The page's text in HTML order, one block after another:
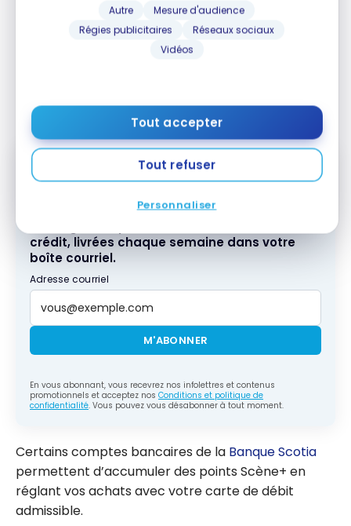
Autre
Mesure d'audience
Régies publicitaires
Réseaux sociaux
Vidéos
Tout accepter
Tout refuser
Personnaliser
Comptes bancaires Banque Scotia
Milesopedia pour recevoir les meilleures
crédit, livrées chaque semaine dans votre
boîte courriel.
Adresse courriel
M'ABONNER
En vous abonnant, vous recevrez nos infolettres et contenus
promotionnels et acceptez nos Conditions et politique de
confidentialité. Vous pouvez vous désabonner à tout moment.
Certains comptes bancaires de la Banque Scotia
permettent d’accumuler des points Scène+ en
réglant vos achats avec votre carte de débit
admissible.